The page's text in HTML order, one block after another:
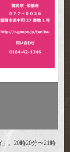
。20時20分〜21時